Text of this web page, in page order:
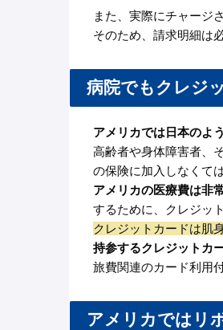
また、実際にチャージ
そのため、請求明細は
病院でもクレジ
アメリカでは日本のよ
高齢者や身体障害者、
の保険に加入しなくて
アメリカの医療費は非
するために、クレジッ
クレジットカードは肌
持参するクレジットカ
旅費関連のカード利用
アメリカではリ